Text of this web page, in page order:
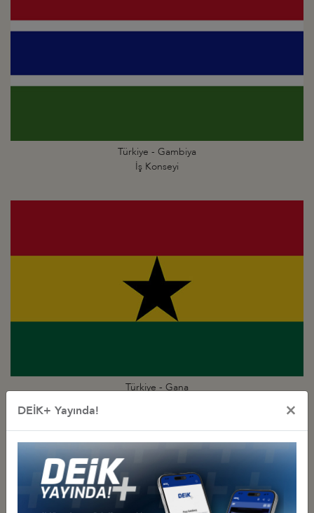
Türkiye - Gambiya
İş Konseyi
Türkiye - Gana
DEİK+ Yayında! ×